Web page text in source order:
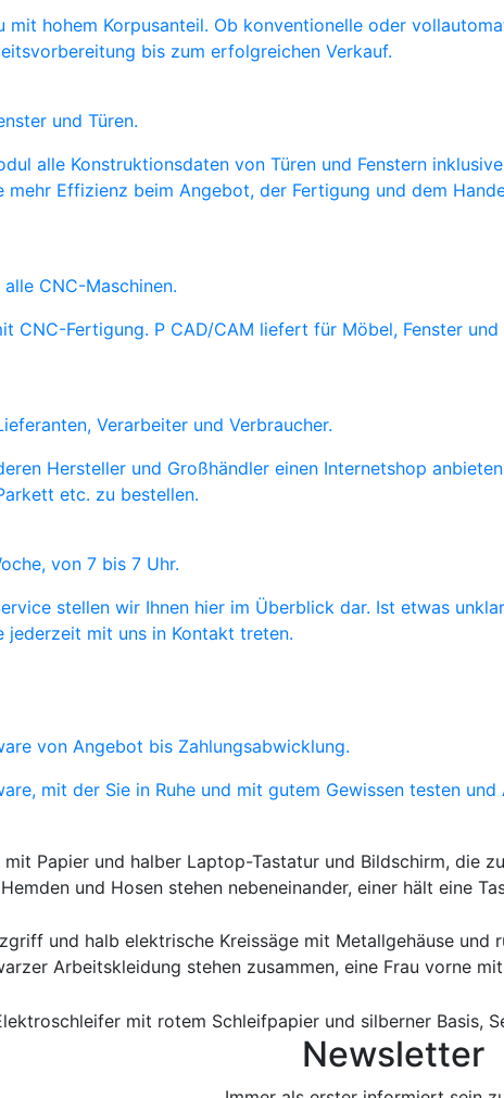
mit hohem Korpusanteil. Ob konventionelle oder
bis zum erfolgreichen Verkauf.
und Türen.
alle Konstruktionsdaten von Türen und Fenstern
Effizienz beim Angebot, der Fertigung und dem
CNC-Maschinen.
CNC-Fertigung. P CAD/CAM liefert für Möbel, Fenster
Verarbeiter und Verbraucher.
Hersteller und Großhändler einen Internetshop
etc. zu bestellen.
von 7 bis 7 Uhr.
stellen wir Ihnen hier im Überblick dar. Ist etwas
jederzeit mit uns in Kontakt treten.
von Angebot bis Zahlungsabwicklung.
mit der Sie in Ruhe und mit gutem Gewissen testen
Newsletter